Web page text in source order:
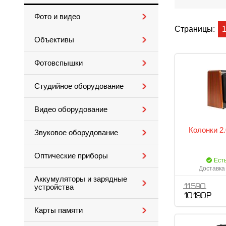
Фото и видео
Объективы
Фотовспышки
Студийное оборудование
Видео оборудование
Звуковое оборудование
Оптические приборы
Аккумуляторы и зарядные
устройства
Карты памяти
Страницы: 1
Колонки
11 590
10 190 Р